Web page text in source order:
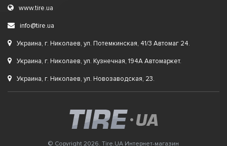
www.tire.ua
info@tire.ua
Украина, г. Николаев, ул. Потемкинская, 41/3 Автомаг 24.
Украина, г. Николаев, ул. Кузнечная, 194А Автомаркет.
Украина, г. Николаев, ул. Новозаводская, 23.
© Copyright 2026. Tire.UA Интернет-магазин